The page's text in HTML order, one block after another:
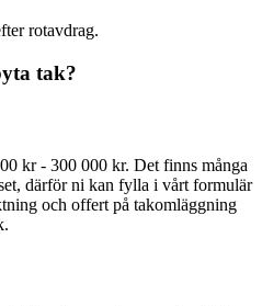
rotavdrag.
tak?
kr - 300 000 kr. Det finns många
därför ni kan fylla i vårt formulär
och offert på takomläggning